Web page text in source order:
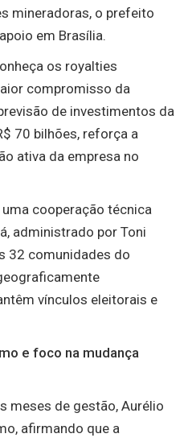
mineradoras, o prefeito
em Brasília.
os royalties
compromisso da
de investimentos da
70 bilhões, reforça a
ativa da empresa no
cooperação técnica
administrado por Toni
32 comunidades do
vínculos eleitorais e
e foco na mudança
meses de gestão, Aurélio
afirmando que a